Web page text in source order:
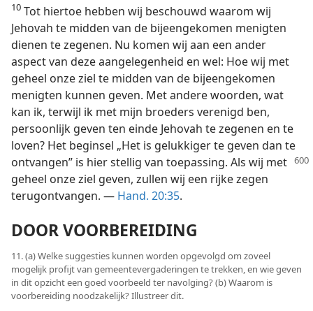
10 Tot hiertoe hebben wij beschouwd waarom wij
Jehovah te midden van de bijeengekomen menigten
dienen te zegenen. Nu komen wij aan een ander
aspect van deze aangelegenheid en wel: Hoe wij met
geheel onze ziel te midden van de bijeengekomen
menigten kunnen geven. Met andere woorden, wat
kan ik, terwijl ik met mijn broeders verenigd ben,
persoonlijk geven ten einde Jehovah te zegenen en te
loven? Het beginsel „Het is gelukkiger te geven dan te
ontvangen” is hier stellig van toepassing. Als wij met
geheel onze ziel geven, zullen wij een rijke zegen
terugontvangen. — Hand. 20:35.
DOOR VOORBEREIDING
11. (a) Welke suggesties kunnen worden opgevolgd om zoveel
mogelijk profijt van gemeentevergaderingen te trekken, en wie geven
in dit opzicht een goed voorbeeld ter navolging? (b) Waarom is
voorbereiding noodzakelijk? Illustreer dit.